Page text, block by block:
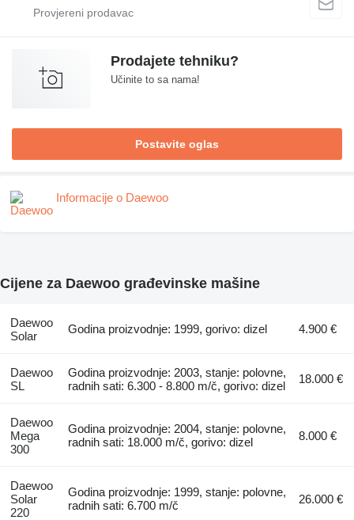
Prodajete tehniku?
Učinite to sa nama!
Postavite oglas
Informacije o Daewoo
Cijene za Daewoo građevinske mašine
Daewoo
Solar
Godina proizvodnje: 1999, gorivo: dizel 4.900 €
Daewoo
SL
Godina proizvodnje: 2003, stanje: polovne,
radnih sati: 6.300 - 8.800 m/č, gorivo: dizel
18.000 €
Daewoo
Mega
300
Godina proizvodnje: 2004, stanje: polovne,
radnih sati: 18.000 m/č, gorivo: dizel
8.000 €
Daewoo
Solar
220
Godina proizvodnje: 1999, stanje: polovne,
radnih sati: 6.700 m/č
26.000 €